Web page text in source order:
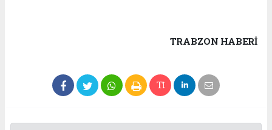
TRABZON HABERİ